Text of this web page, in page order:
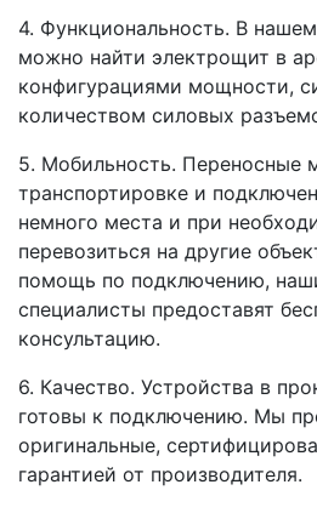
4. Функциональность. В
можно найти электрощит в
конфигурациями мощности,
количеством силовых
5. Мобильность. Переносные
транспортировке и
немного места и при
перевозиться на другие
помощь по подключению,
специалисты предоставят
консультацию.
6. Качество. Устройства в
готовы к подключению. Мы
оригинальные,
гарантией от производителя.